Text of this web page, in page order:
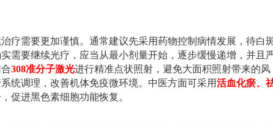
疗需要更加谨慎。通常建议先采用药物控制病情发展，待白
需要继续光疗，应当从最小剂量开始，逐步缓慢递增，并且
308准分子激光进行精准点状照射，避免大面积照射带来的风
统调理，改善机体免疫微环境。中医方面可采用活血化瘀、
促进黑色素细胞功能恢复。